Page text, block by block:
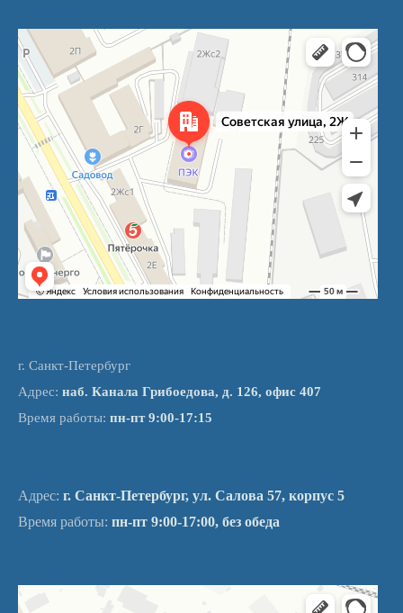
Воскресенск
Советская улица, 2Ж — Яндекс Карты
г. Санкт-Петербург
Адрес: наб. Канала Грибоедова, д. 126, офис 407
Время работы: пн-пт 9:00-17:15
Адрес: г. Санкт-Петербург, ул. Салова 57, корпус 5
Время работы: пн-пт 9:00-17:00, без обеда
Улица Салова, 57к5 на карте Санкт‑Петербурга